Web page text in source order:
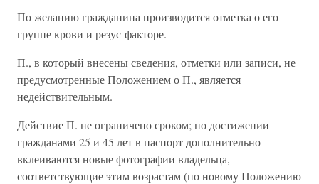
По желанию гражданина производится отметка о его
группе крови и резус-факторе.
П., в который внесены сведения, отметки или записи, не
предусмотренные Положением о П., является
недействительным.
Действие П. не ограничено сроком; по достижении
гражданами 25 и 45 лет в паспорт дополнительно
вклеиваются новые фотографии владельца,
соответствующие этим возрастам (по новому Положению